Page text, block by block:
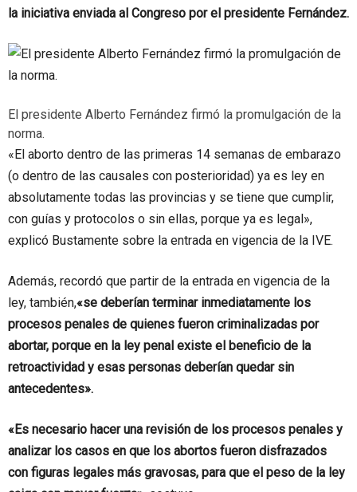
la iniciativa enviada al Congreso por el presidente Fernández.
El presidente Alberto Fernández firmó la promulgación de la
norma.
«El aborto dentro de las primeras 14 semanas de embarazo
(o dentro de las causales con posterioridad) ya es ley en
absolutamente todas las provincias y se tiene que cumplir,
con guías y protocolos o sin ellas, porque ya es legal»,
explicó Bustamente sobre la entrada en vigencia de la IVE.
Además, recordó que partir de la entrada en vigencia de la
ley, también,«se deberían terminar inmediatamente los
procesos penales de quienes fueron criminalizadas por
abortar, porque en la ley penal existe el beneficio de la
retroactividad y esas personas deberían quedar sin
antecedentes».
«Es necesario hacer una revisión de los procesos penales y
analizar los casos en que los abortos fueron disfrazados
con figuras legales más gravosas, para que el peso de la ley